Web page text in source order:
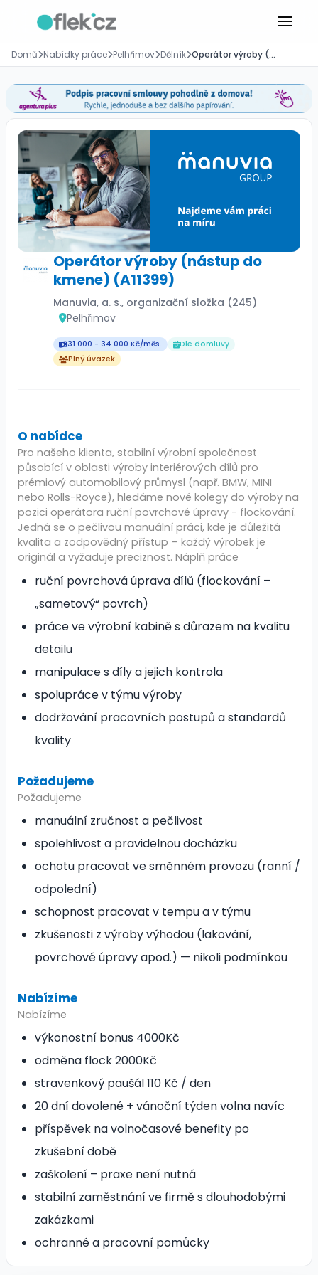
Domů Nabídky práce Pelhřimov Dělník Operátor výroby (nástup do kmene) (A11399)
Operátor výroby (nástup do
kmene) (A11399)
Manuvia, a. s., organizační složka (245)
Pelhřimov
31 000 - 34 000 Kč/měs.
Dle domluvy
Plný úvazek
O nabídce
Pro našeho klienta, stabilní výrobní společnost
působící v oblasti výroby interiérových dílů pro
prémiový automobilový průmysl (např. BMW, MINI
nebo Rolls-Royce), hledáme nové kolegy do výroby na
pozici operátora ruční povrchové úpravy - flockování.
Jedná se o pečlivou manuální práci, kde je důležitá
kvalita a zodpovědný přístup – každý výrobek je
originál a vyžaduje preciznost. Náplň práce
ruční povrchová úprava dílů (flockování –
„sametový“ povrch)
práce ve výrobní kabině s důrazem na kvalitu
detailu
manipulace s díly a jejich kontrola
spolupráce v týmu výroby
dodržování pracovních postupů a standardů
kvality
Požadujeme
Požadujeme
manuální zručnost a pečlivost
spolehlivost a pravidelnou docházku
ochotu pracovat ve směnném provozu (ranní /
odpolední)
schopnost pracovat v tempu a v týmu
zkušenosti z výroby výhodou (lakování,
povrchové úpravy apod.) — nikoli podmínkou
Nabízíme
Nabízíme
výkonostní bonus 4000Kč
odměna flock 2000Kč
stravenkový paušál 110 Kč / den
20 dní dovolené + vánoční týden volna navíc
příspěvek na volnočasové benefity po
zkušební době
zaškolení – praxe není nutná
stabilní zaměstnání ve firmě s dlouhodobými
zakázkami
ochranné a pracovní pomůcky